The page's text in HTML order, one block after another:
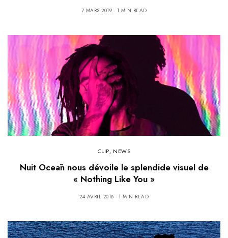
7 MARS 2019 1 MIN READ
CLIP, NEWS
Nuit Oceān nous dévoile le splendide visuel de
« Nothing Like You »
24 AVRIL 2018 1 MIN READ